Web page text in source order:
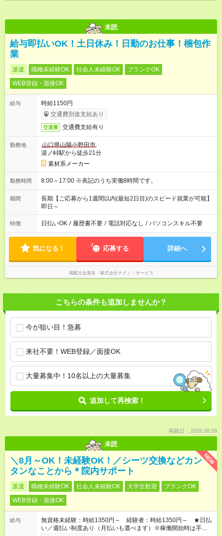
未読
給与即払いOK！土日休み！日勤のお仕事！梱包作
業
派遣 職種未経験OK 社会人未経験OK
ブランクOK
WEB登録・面接OK
給与
時給1150円
交通費別途支給あり
交通費 交通費支給有り
勤務地
山口県山陽小野田市
湯ノ峠駅から徒歩21分
素材系メーカー
勤務時間 8:00～17:00 ※表記のうち実働8時間です。
期間
長期【ご応募から1週間以内(最短2日目)のスピード就業が可能】
即日～
特徴 日払いOK / 履歴書不要 / 電話対応なし / パソコンスキル不要
気になる！ 応募する 詳細へ
掲載元企業名 株式会社テクノ・サービス
こちらの条件も追加しませんか？
今が狙い目！急募
来社不要！WEB登録／面接OK
大量募集中！10名以上の大量募集
追加して再検索！
掲載日：2026.08.09
未読
NEW
＼8月～OK！未経験OK！／シーツ交換などカン
タンなことから＊院内サポート
派遣 職種未経験OK 社会人未経験OK 大学生歓迎
ブランクOK
WEB登録・面接OK
給与
無資格未経験：時給1350円～ 経験者：時給1350円～ ★日払
い／週払い制度あり（月払いも選べます）※稼働開始時は手続き